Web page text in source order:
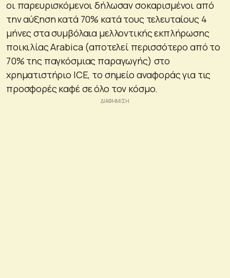
οι παρευρισκόμενοι δήλωσαν σοκαρισμένοι από
την αύξηση κατά 70% κατά τους τελευταίους 4
μήνες στα συμβόλαια μελλοντικής εκπλήρωσης
ποικιλίας Arabica (αποτελεί περισσότερο από το
70% της παγκόσμιας παραγωγής) στο
χρηματιστήριο ICE, το σημείο αναφοράς για τις
προσφορές καφέ σε όλο τον κόσμο.